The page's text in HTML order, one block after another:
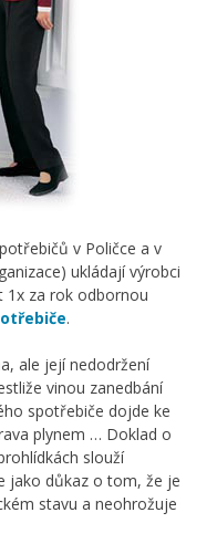
v Poličce a v
ukládají výrobci
za rok odbornou
.
ale její nedodržení
vinou zanedbání
spotřebiče dojde ke
plynem … Doklad o
slouží
jako důkaz o tom, že je
stavu a neohrožuje